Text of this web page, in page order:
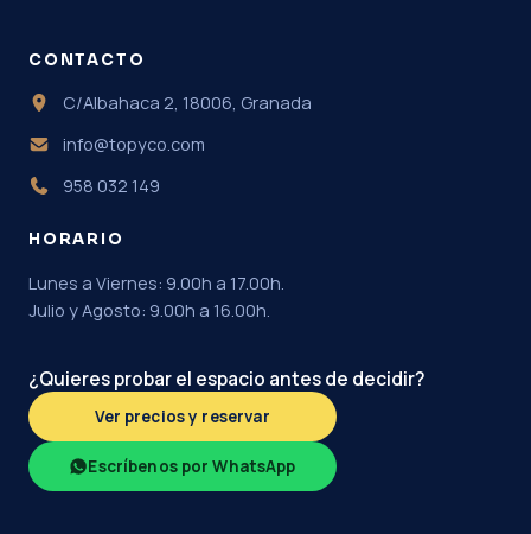
CONTACTO
C/Albahaca 2, 18006, Granada
info@topyco.com
958 032 149
HORARIO
Lunes a Viernes: 9.00h a 17.00h.
Julio y Agosto: 9.00h a 16.00h.
¿Quieres probar el espacio antes de decidir?
Ver precios y reservar
Escríbenos por WhatsApp